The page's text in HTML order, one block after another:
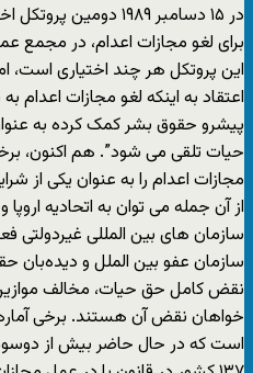
در ۱۵ دسامبر ۱۹۸۹
برای لغو مجازات اعدام، در مجمع
این پروتکل هر چند اختیاری است،
اعتقاد به اینکه لغو مجازات اعدام
پیشرو حقوق بشر کمک کرده به
حیات تلقی می شود”. هم اکنون،
مجازات اعدام را به عنوان یکی از
از آن جمله می توان به اتحادیه
سازمان های بین المللی غیردولتی
سازمان عفو بین الملل و دیده‌بان
نقض کامل حق حیات، مخالف
خواهان نقض آن هستند. برخی
است که در حال حاضر بیش از